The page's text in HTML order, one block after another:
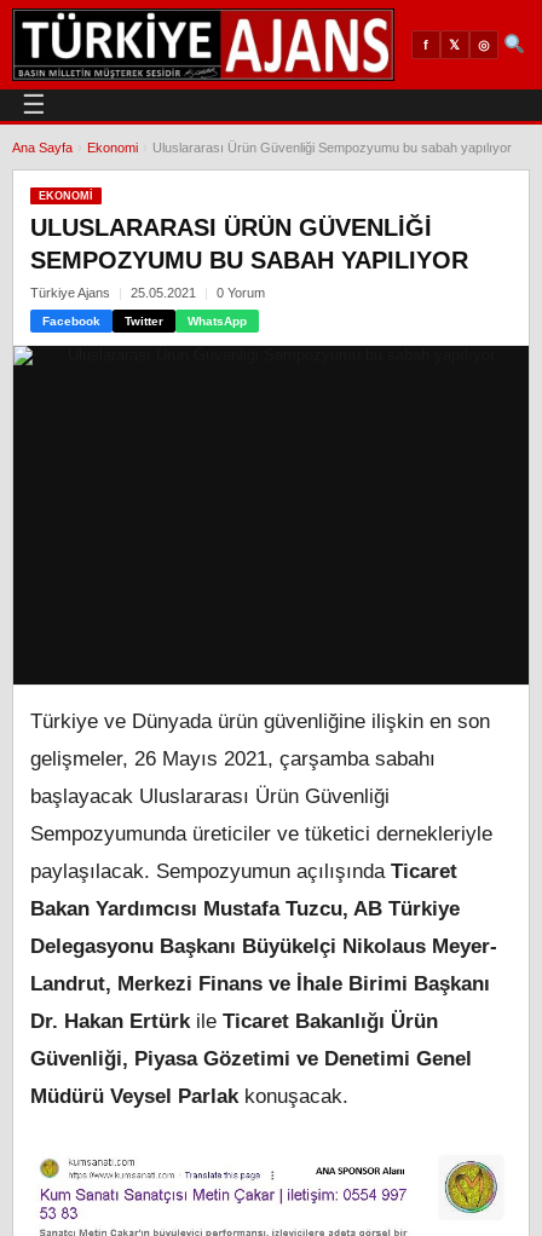
f 𝕏 ◎
☰
Ana Sayfa Ekonomi Uluslararası Ürün Güvenliği Sempozyumu bu sabah yapılıyor
EKONOMI
ULUSLARARASI ÜRÜN GÜVENLIĞI
SEMPOZYUMU BU SABAH YAPILIYOR
Türkiye Ajans 25.05.2021 0 Yorum
Facebook Twitter WhatsApp
Türkiye ve Dünyada ürün güvenliğine ilişkin en son
gelişmeler, 26 Mayıs 2021, çarşamba sabahı
başlayacak Uluslararası Ürün Güvenliği
Sempozyumunda üreticiler ve tüketici dernekleriyle
paylaşılacak. Sempozyumun açılışında Ticaret
Bakan Yardımcısı Mustafa Tuzcu, AB Türkiye
Delegasyonu Başkanı Büyükelçi Nikolaus Meyer-
Landrut, Merkezi Finans ve İhale Birimi Başkanı
Dr. Hakan Ertürk ile Ticaret Bakanlığı Ürün
Güvenliği, Piyasa Gözetimi ve Denetimi Genel
Müdürü Veysel Parlakkonuşacak.